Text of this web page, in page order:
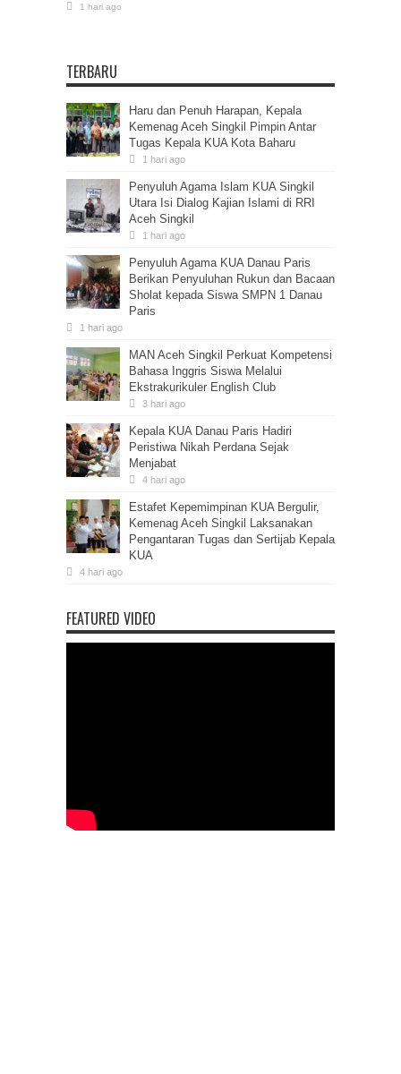
1 hari ago
TERBARU
Haru dan Penuh Harapan, Kepala
Kemenag Aceh Singkil Pimpin Antar
Tugas Kepala KUA Kota Baharu
1 hari ago
Penyuluh Agama Islam KUA Singkil
Utara Isi Dialog Kajian Islami di RRI
Aceh Singkil
1 hari ago
Penyuluh Agama KUA Danau Paris
Berikan Penyuluhan Rukun dan Bacaan
Sholat kepada Siswa SMPN 1 Danau
Paris
1 hari ago
MAN Aceh Singkil Perkuat Kompetensi
Bahasa Inggris Siswa Melalui
Ekstrakurikuler English Club
3 hari ago
Kepala KUA Danau Paris Hadiri
Peristiwa Nikah Perdana Sejak
Menjabat
4 hari ago
Estafet Kepemimpinan KUA Bergulir,
Kemenag Aceh Singkil Laksanakan
Pengantaran Tugas dan Sertijab Kepala
KUA
4 hari ago
FEATURED VIDEO